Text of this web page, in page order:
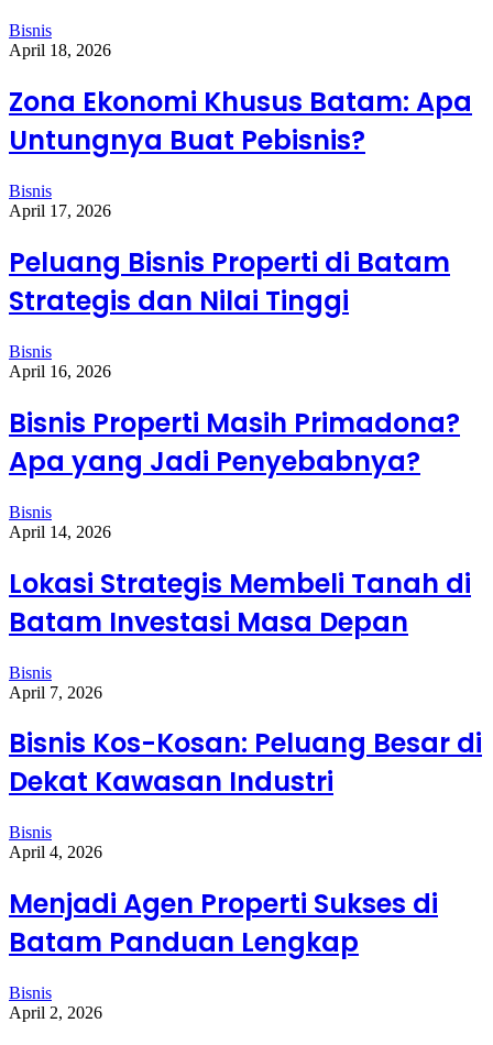
Bisnis
April 18, 2026
Zona Ekonomi Khusus Batam: Apa
Untungnya Buat Pebisnis?
Bisnis
April 17, 2026
Peluang Bisnis Properti di Batam
Strategis dan Nilai Tinggi
Bisnis
April 16, 2026
Bisnis Properti Masih Primadona?
Apa yang Jadi Penyebabnya?
Bisnis
April 14, 2026
Lokasi Strategis Membeli Tanah di
Batam Investasi Masa Depan
Bisnis
April 7, 2026
Bisnis Kos-Kosan: Peluang Besar di
Dekat Kawasan Industri
Bisnis
April 4, 2026
Menjadi Agen Properti Sukses di
Batam Panduan Lengkap
Bisnis
April 2, 2026